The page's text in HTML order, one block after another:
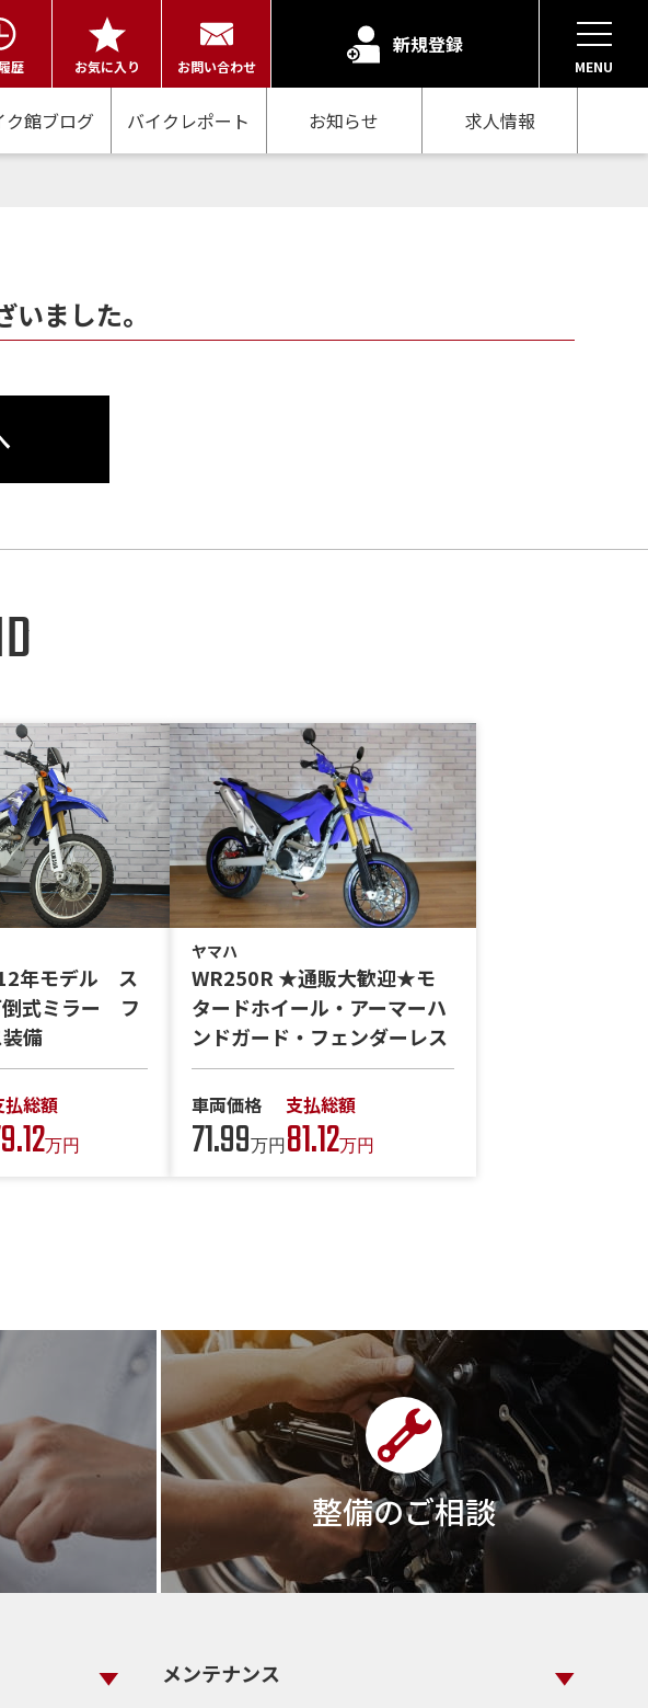
歴 お気に入り お問い合わせ
新規登録
MENU
ク館ブログ バイクレポート お知らせ 求人情報
ました。
年モデル ス
式ミラー フ
備
払総額
万円
ヤマハ
WR250R ★通販大歓迎★モ
タードホイール・アーマーハ
ンドガード・フェンダーレス
車両価格
71.99万円
支払総額
81.12万円
整備のご相談
メンテナンス